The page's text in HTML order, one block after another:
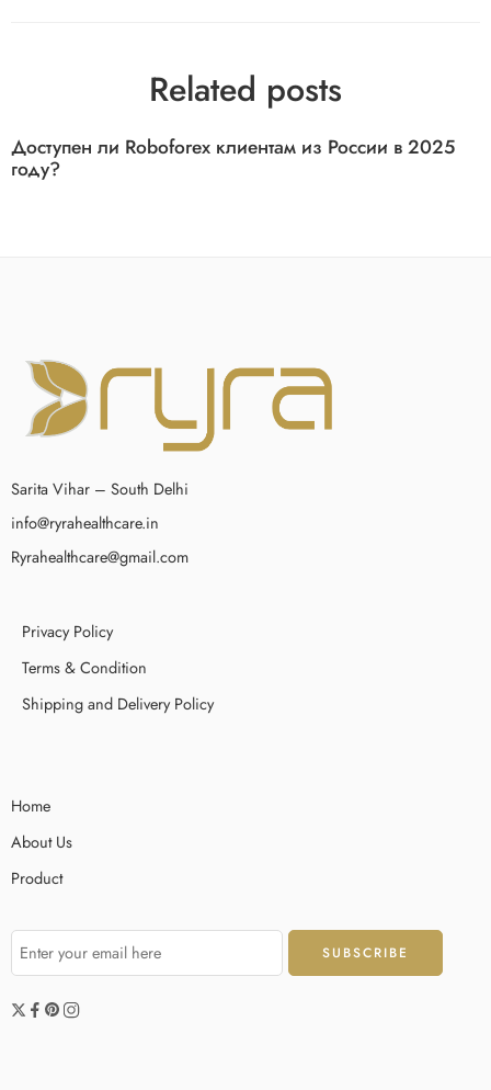
Related posts
Доступен ли Roboforex клиентам из России в 2025
году?
Sarita Vihar – South Delhi
info@ryrahealthcare.in
Ryrahealthcare@gmail.com
Privacy Policy
Terms & Condition
Shipping and Delivery Policy
Home
About Us
Product